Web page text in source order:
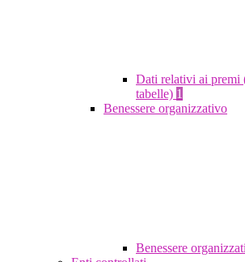
Dati relativi ai premi
tabelle) 1
Benessere organizzativo
Benessere